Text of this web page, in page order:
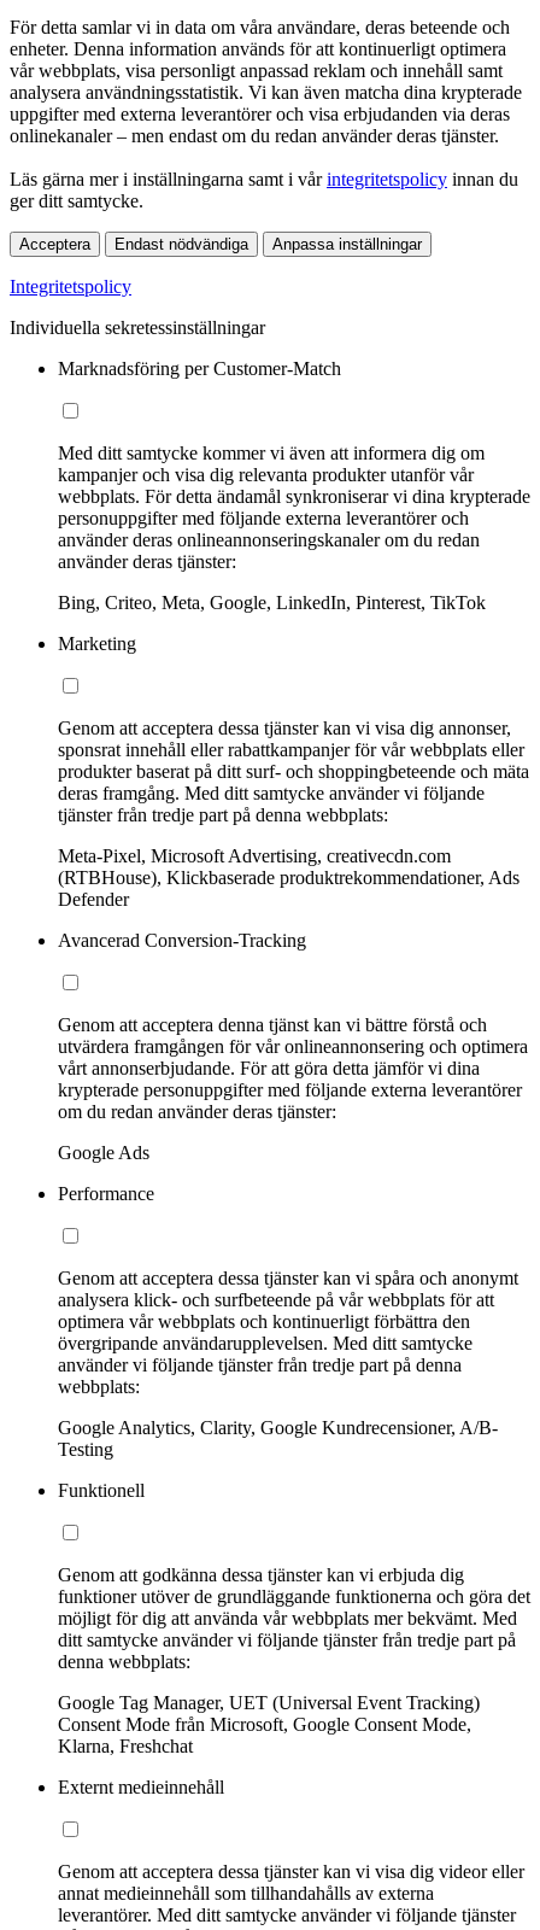
För detta samlar vi in data om våra användare, deras beteende och
enheter. Denna information används för att kontinuerligt optimera
vår webbplats, visa personligt anpassad reklam och innehåll samt
analysera användningsstatistik. Vi kan även matcha dina krypterade
uppgifter med externa leverantörer och visa erbjudanden via deras
onlinekanaler – men endast om du redan använder deras tjänster.
Läs gärna mer i inställningarna samt i vårintegritetspolicy innan du
ger ditt samtycke.
Acceptera Endast nödvändiga Anpassa inställningar
Integritetspolicy
Individuella sekretessinställningar
Marknadsföring per Customer-Match
Med ditt samtycke kommer vi även att informera dig om
kampanjer och visa dig relevanta produkter utanför vår
webbplats. För detta ändamål synkroniserar vi dina krypterade
personuppgifter med följande externa leverantörer och
använder deras onlineannonseringskanaler om du redan
använder deras tjänster:
Bing, Criteo, Meta, Google, LinkedIn, Pinterest, TikTok
Marketing
Genom att acceptera dessa tjänster kan vi visa dig annonser,
sponsrat innehåll eller rabattkampanjer för vår webbplats eller
produkter baserat på ditt surf- och shoppingbeteende och mäta
deras framgång. Med ditt samtycke använder vi följande
tjänster från tredje part på denna webbplats:
Meta-Pixel, Microsoft Advertising, creativecdn.com
(RTBHouse), Klickbaserade produktrekommendationer, Ads
Defender
Avancerad Conversion-Tracking
Genom att acceptera denna tjänst kan vi bättre förstå och
utvärdera framgången för vår onlineannonsering och optimera
vårt annonserbjudande. För att göra detta jämför vi dina
krypterade personuppgifter med följande externa leverantörer
om du redan använder deras tjänster:
Google Ads
Performance
Genom att acceptera dessa tjänster kan vi spåra och anonymt
analysera klick- och surfbeteende på vår webbplats för att
optimera vår webbplats och kontinuerligt förbättra den
övergripande användarupplevelsen. Med ditt samtycke
använder vi följande tjänster från tredje part på denna
webbplats:
Google Analytics, Clarity, Google Kundrecensioner, A/B-
Testing
Funktionell
Genom att godkänna dessa tjänster kan vi erbjuda dig
funktioner utöver de grundläggande funktionerna och göra det
möjligt för dig att använda vår webbplats mer bekvämt. Med
ditt samtycke använder vi följande tjänster från tredje part på
denna webbplats:
Google Tag Manager, UET (Universal Event Tracking)
Consent Mode från Microsoft, Google Consent Mode,
Klarna, Freshchat
Externt medieinnehåll
Genom att acceptera dessa tjänster kan vi visa dig videor eller
annat medieinnehåll som tillhandahålls av externa
leverantörer. Med ditt samtycke använder vi följande tjänster